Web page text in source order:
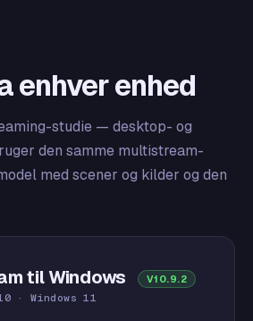
enhver enhed
studie — desktop- og
den samme multistream-
med scener og kilder og den
til Windows V10.9.2
· Windows 11